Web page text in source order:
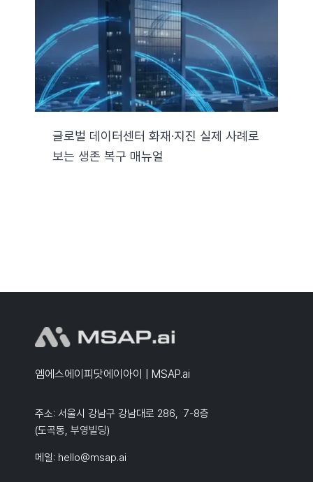
자료실
기술지원
Search
글로벌 데이터센터 화재·지진 실제 사례로
보는 생존 복구 매뉴얼
엠에스에이피닷에이아이 | MSAP.ai
주소: 서울시 강남구 강남대로 286, 7-8층
(도곡동, 부영빌딩)
메일: hello@msap.ai